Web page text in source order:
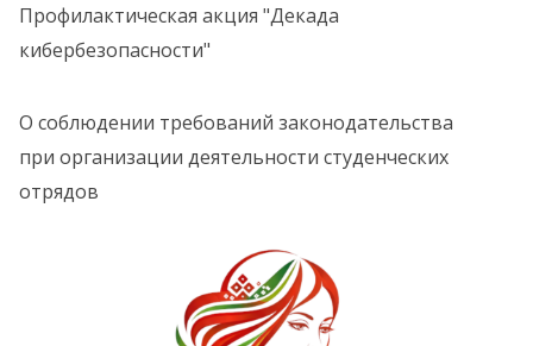
Профилактическая акция "Декада
кибербезопасности"
О соблюдении требований законодательства
при организации деятельности студенческих
отрядов